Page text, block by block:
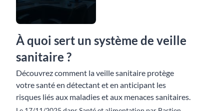
À quoi sert un système de veille
sanitaire ?
Découvrez comment la veille sanitaire protège
votre santé en détectant et en anticipant les
risques liés aux maladies et aux menaces sanitaires.